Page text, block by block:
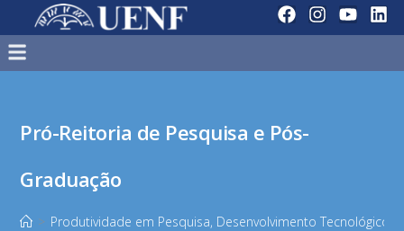
Pró-Reitoria de Pesquisa e Pós-
Graduação
> Produtividade em Pesquisa, Desenvolvimento Tecnológico